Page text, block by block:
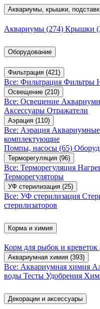
Аквариумы, крышки,
Аквариумы (274) Крышки
Оборудование
Фильтрация (421)
Все: Фильтрация Фильтры
Освещение (210)
Все: Освещение
Аксессуары Отражатели
Аэрация (110)
Все: Аэрация
комплектующие
Помпы, насосы (65)
Терморегуляция (96)
Все: Терморегуляция
Терморегуляторы
УФ стерилизация (25)
Все: УФ стерилизация
стерилизаторов
Корма и химия
Корм для рыбок и креветок
Аквариумная химия (393)
Все: Аквариумная химия
воды Тесты Удобрения
Декорации и аксессуары